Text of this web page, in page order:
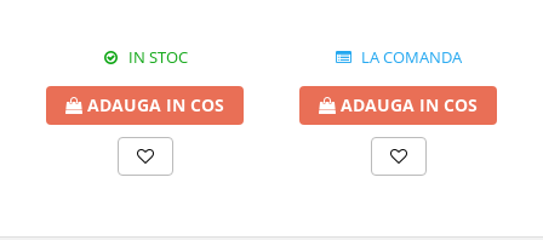
IN STOC
ADAUGA IN COS
LA COMANDA
ADAUGA IN COS